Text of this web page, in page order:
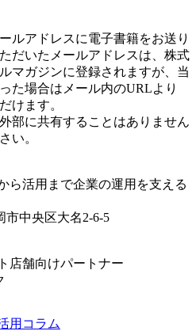
ルアドレスに電子書籍をお送り
だいたメールアドレスは、株式
マガジンに登録されますが、当
た場合はメール内のURLより
けます。
部に共有することはありません
い。
ら活用まで企業の運用を支える
市中央区大名2-6-5
用コラム